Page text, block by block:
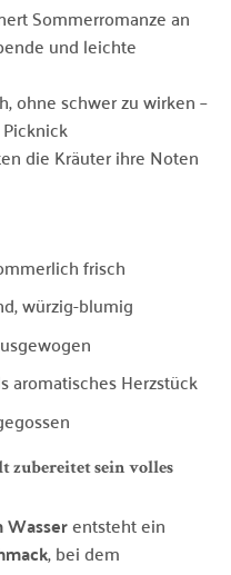
Sommerromanze an
und leichte
ohne schwer zu wirken –
die Kräuter ihre Noten
frisch
würzig-blumig
aromatisches Herzstück
zubereitet sein volles
Wasserentsteht ein
, bei dem